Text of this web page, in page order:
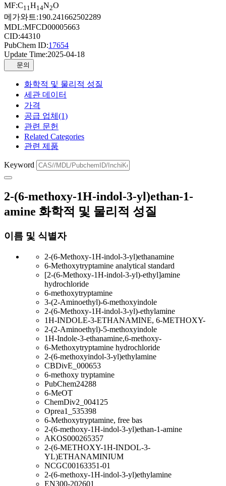
MF:C11H14N2O
메가와트:190.241662502289
MDL:MFCD00005663
CID:44310
PubChem ID:17654
Update Time:2025-04-18
문의
화학적 및 물리적 성질
세관 데이터
가격
공급 업체(1)
관련 문헌
Related Categories
관련 제품
Keyword
2-(6-methoxy-1H-indol-3-yl)ethan-1-
amine 화학적 및 물리적 성질
이름 및 식별자
2-(6-Methoxy-1H-indol-3-yl)ethanamine
6-Methoxytryptamine analytical standard
[2-(6-Methoxy-1H-indol-3-yl)-ethyl]amine
hydrochloride
6-methoxytryptamine
3-(2-Aminoethyl)-6-methoxyindole
2-(6-Methoxy-1H-indol-3-yl)-ethylamine
1H-INDOLE-3-ETHANAMINE, 6-METHOXY-
2-(2-Aminoethyl)-5-methoxyindole
1H-Indole-3-ethanamine,6-methoxy-
6-Methoxytryptamine hydrochloride
2-(6-methoxyindol-3-yl)ethylamine
CBDivE_000653
6-methoxy tryptamine
PubChem24288
6-MeOT
ChemDiv2_004125
Oprea1_535398
6-Methoxytryptamine, free bas
2-(6-methoxy-1H-indol-3-yl)ethan-1-amine
AKOS000265357
2-(6-METHOXY-1H-INDOL-3-
YL)ETHANAMINIUM
NCGC00163351-01
2-(6-methoxy-1H-indol-3-yl)ethylamine
EN300-202601